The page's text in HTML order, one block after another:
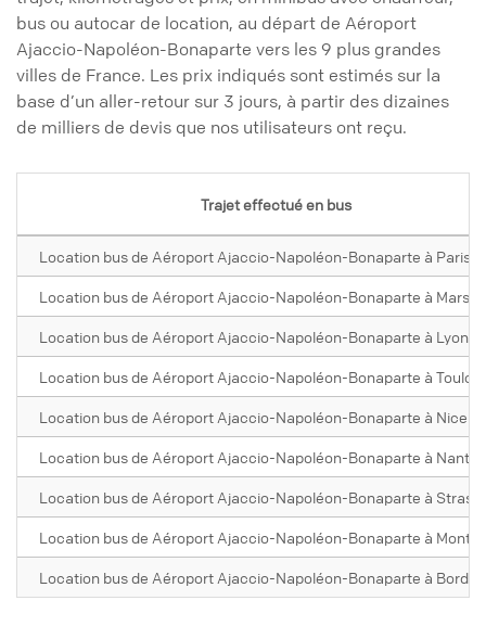
bus ou autocar de location, au départ de Aéroport
Ajaccio-Napoléon-Bonaparte vers les 9 plus grandes
villes de France. Les prix indiqués sont estimés sur la
base d’un aller-retour sur 3 jours, à partir des dizaines
de milliers de devis que nos utilisateurs ont reçu.
Trajet effectué en bus
Location bus de Aéroport Ajaccio-Napoléon-Bonaparte à Paris
Location bus de Aéroport Ajaccio-Napoléon-Bonaparte à
Location bus de Aéroport Ajaccio-Napoléon-Bonaparte à Lyon
Location bus de Aéroport Ajaccio-Napoléon-Bonaparte à
Location bus de Aéroport Ajaccio-Napoléon-Bonaparte à Nice
Location bus de Aéroport Ajaccio-Napoléon-Bonaparte à Nantes
Location bus de Aéroport Ajaccio-Napoléon-Bonaparte à
Location bus de Aéroport Ajaccio-Napoléon-Bonaparte à
Location bus de Aéroport Ajaccio-Napoléon-Bonaparte à